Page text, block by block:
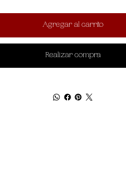
Agregar al carrito
Realizar compra